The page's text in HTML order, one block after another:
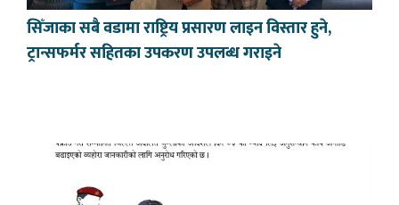
सिँजाका सबै वडामा राष्ट्रिय प्रसारण लाइन विस्तार हुने,
ट्रान्सफर्मर सहितका उपकरण उपलब्ध गराइने